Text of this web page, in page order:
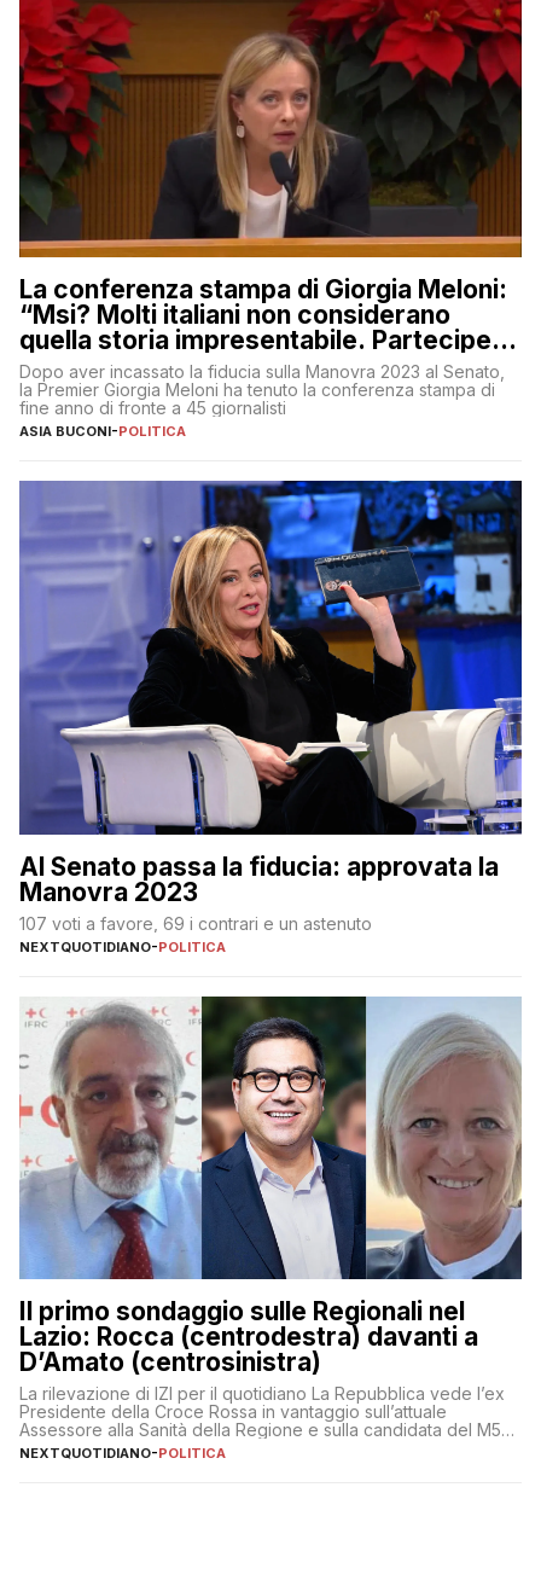
La conferenza stampa di Giorgia Meloni:
“Msi? Molti italiani non considerano
quella storia impresentabile. Parteciperò
al 25 aprile”
Dopo aver incassato la fiducia sulla Manovra 2023 al Senato,
la Premier Giorgia Meloni ha tenuto la conferenza stampa di
fine anno di fronte a 45 giornalisti
ASIA BUCONI-POLITICA
Al Senato passa la fiducia: approvata la
Manovra 2023
107 voti a favore, 69 i contrari e un astenuto
NEXTQUOTIDIANO-POLITICA
Il primo sondaggio sulle Regionali nel
Lazio: Rocca (centrodestra) davanti a
D’Amato (centrosinistra)
La rilevazione di IZI per il quotidiano La Repubblica vede l’ex
Presidente della Croce Rossa in vantaggio sull’attuale
Assessore alla Sanità della Regione e sulla candidata del M5S
Donatella Bianchi
NEXTQUOTIDIANO-POLITICA